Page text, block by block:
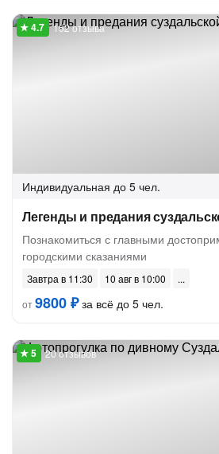
152 отзыва
Индивидуальная до 5 чел.
Легенды и предания
Познакомиться с главными
городскими сказаниями
Завтра в 11:30
10 авг в 10:00
от9800 ₽за всё до 5 чел.
20 отзывов